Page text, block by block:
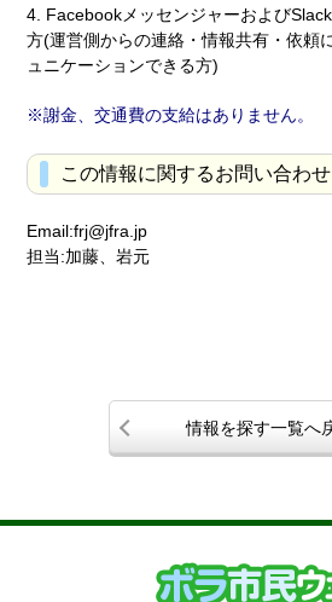
4. Facebookメッセンジャーおよび
方(運営側からの連絡・情報共有・依頼
ュニケーションできる方)
謝金、交通費の支給はありません。
この情報に関するお問い合わせ
Email:frj@jfra.jp
担当:加藤、岩元
情報を探す一覧へ